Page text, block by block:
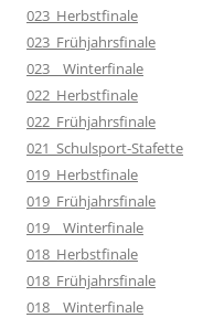
023_Herbstfinale
023_Frühjahrsfinale
023__Winterfinale
022_Herbstfinale
022_Frühjahrsfinale
021_Schulsport-Stafette
019_Herbstfinale
019_Frühjahrsfinale
019__Winterfinale
018_Herbstfinale
018_Frühjahrsfinale
018__Winterfinale